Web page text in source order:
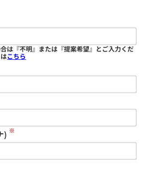
は『不明』または『提案希望』とご入力くだ
こちら
) ※